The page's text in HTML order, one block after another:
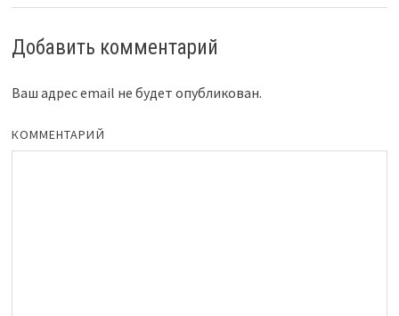
Добавить комментарий
Ваш адрес email не будет опубликован.
КОММЕНТАРИЙ